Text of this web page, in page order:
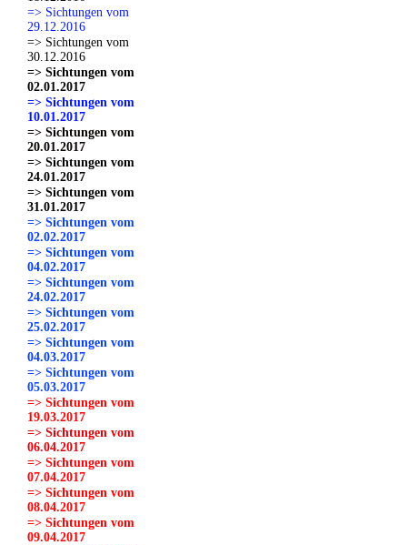
=> Sichtungen vom
29.12.2016
=> Sichtungen vom
30.12.2016
=> Sichtungen vom
02.01.2017
=> Sichtungen vom
10.01.2017
=> Sichtungen vom
20.01.2017
=> Sichtungen vom
24.01.2017
=> Sichtungen vom
31.01.2017
=> Sichtungen vom
02.02.2017
=> Sichtungen vom
04.02.2017
=> Sichtungen vom
24.02.2017
=> Sichtungen vom
25.02.2017
=> Sichtungen vom
04.03.2017
=> Sichtungen vom
05.03.2017
=> Sichtungen vom
19.03.2017
=> Sichtungen vom
06.04.2017
=> Sichtungen vom
07.04.2017
=> Sichtungen vom
08.04.2017
=> Sichtungen vom
09.04.2017